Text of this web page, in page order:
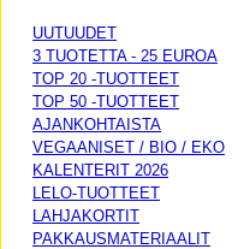
UUTUUDET
3 TUOTETTA - 25 EUROA
TOP 20 -TUOTTEET
TOP 50 -TUOTTEET
AJANKOHTAISTA
VEGAANISET / BIO / EKO
KALENTERIT 2026
LELO-TUOTTEET
LAHJAKORTIT
PAKKAUSMATERIAALIT